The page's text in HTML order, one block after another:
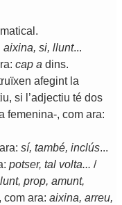
.
aixina, si, llunt...
: cap a dins.
afegint la
, si ’adjectiu té dos
femenina-, com ara:
ara: sí, també, inclús...
: potser, tal volta... /
, prop, amunt,
, com ara: aixina, arreu,